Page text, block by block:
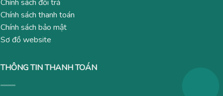
Chính sách đổi trả
Chính sách thanh toán
Chính sách bảo mật
Sơ đồ website
THÔNG TIN THANH TOÁN